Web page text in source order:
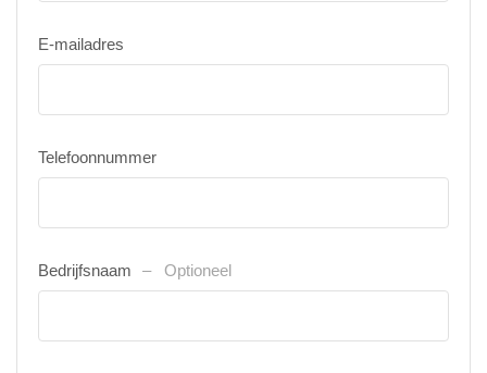
E-mailadres
Telefoonnummer
Bedrijfsnaam Optioneel